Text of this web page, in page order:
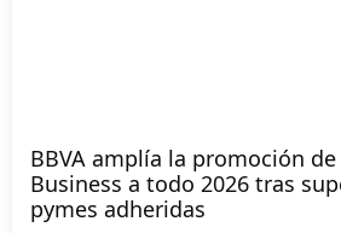
BBVA amplía la promoción de
Business a todo 2026 tras
pymes adheridas